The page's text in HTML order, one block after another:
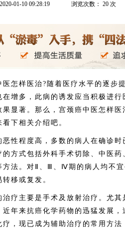
01-10 09:28:19 浏览次数： 20 次
样医治?随着医疗水平的逐步
在增多，此病的诱发应当积极进行
显著。那么，宫颈癌中医怎样医
下相关介绍吧。
程度高，多数的病人在确诊时
的方式包括外科手术切除、中医药
方法。对Ⅱ、Ⅲ、Ⅳ期的病人均不宜
移或复发。
主要是手术及放射治疗。尤其
近年来抗癌化学药物的迅猛发展，
疗，现已成为辅助治疗的常用方法